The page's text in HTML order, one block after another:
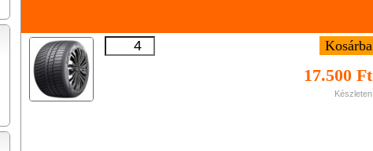
17.500 Ft
Készleten